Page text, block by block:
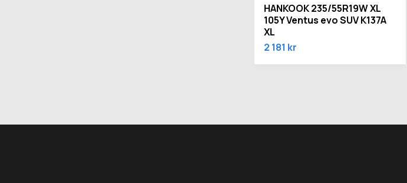
HANKOOK 235/55R19W XL
105Y Ventus evo SUV K137A
XL
2 181 kr